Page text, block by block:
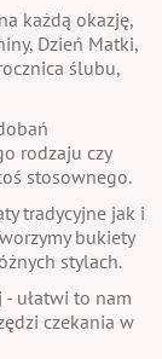
każdą okazję,
Dzień Matki,
ślubu,
rodzaju czy
stosownego.
tradycyjne jak i
bukiety
stylach.
ułatwi to nam
czekania w